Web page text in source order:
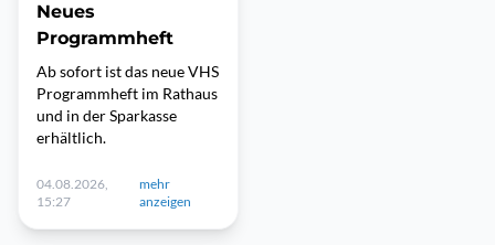
Neues
Programmheft
Ab sofort ist das neue VHS
Programmheft im Rathaus
und in der Sparkasse
erhältlich.
04.08.2026,
15:27
mehr
anzeigen